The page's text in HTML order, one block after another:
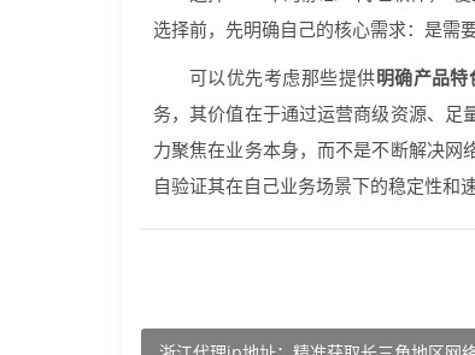
选择前，先明确自己的核心需求：是需
可以优先考虑那些提供 明确产品
务，其价值在于通过运营商级资源、足
力聚焦在业务本身，而不是不断解决网
自验证其在自己业务场景下的稳定性和